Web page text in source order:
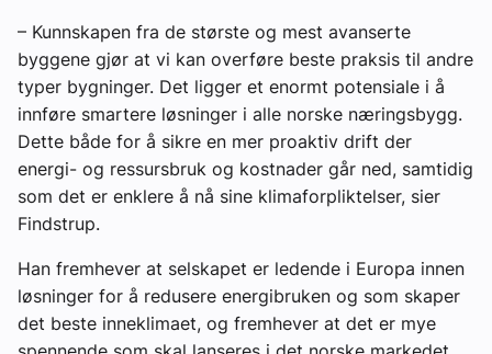
– Kunnskapen fra de største og mest avanserte
byggene gjør at vi kan overføre beste praksis til andre
typer bygninger. Det ligger et enormt potensiale i å
innføre smartere løsninger i alle norske næringsbygg.
Dette både for å sikre en mer proaktiv drift der
energi- og ressursbruk og kostnader går ned, samtidig
som det er enklere å nå sine klimaforpliktelser, sier
Findstrup.
Han fremhever at selskapet er ledende i Europa innen
løsninger for å redusere energibruken og som skaper
det beste inneklimaet, og fremhever at det er mye